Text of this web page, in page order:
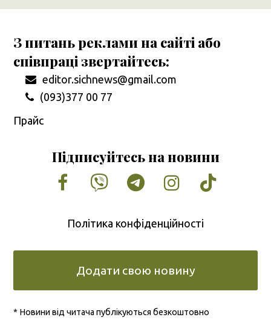
З питань реклами на сайті або
співпраці звертайтесь:
editor.sichnews@gmail.com
(093)377 00 77
Прайс
Підписуйтесь на новини
Facebook
VimeoTumblrInstagram
Tiktok
Політика конфіденційності
Додати свою новину
* Новини від читача публікуються безкоштовно